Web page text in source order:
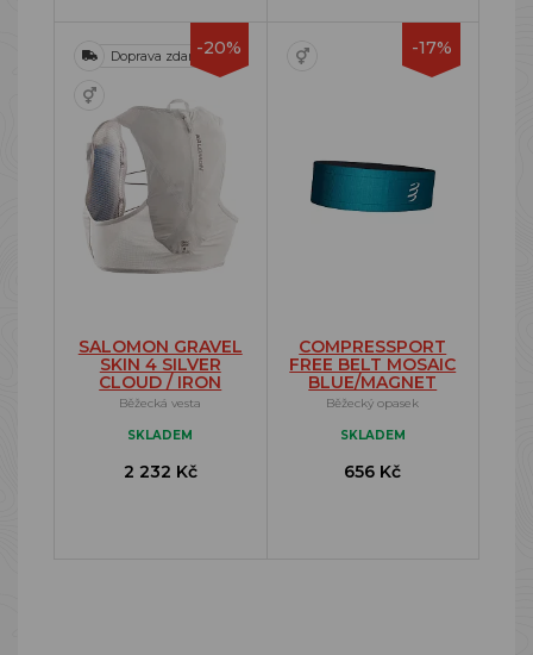
-20%
Doprava zdarma
SALOMON GRAVEL
SKIN 4 SILVER
CLOUD / IRON
Běžecká vesta
SKLADEM
2 232 Kč
-17%
COMPRESSPORT
FREE BELT MOSAIC
BLUE/MAGNET
Běžecký opasek
SKLADEM
656 Kč